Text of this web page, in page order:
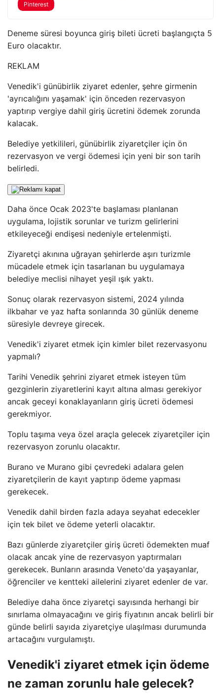
Pinterest
Deneme süresi boyunca giriş bileti ücreti başlangıçta 5
Euro olacaktır.
REKLAM
Venedik'i günübirlik ziyaret edenler, şehre girmenin
'ayrıcalığını yaşamak' için önceden rezervasyon
yaptırıp vergiye dahil giriş ücretini ödemek zorunda
kalacak.
Belediye yetkilileri, günübirlik ziyaretçiler için ön
rezervasyon ve vergi ödemesi için yeni bir son tarih
belirledi.
Daha önce Ocak 2023'te başlaması planlanan
uygulama, lojistik sorunlar ve turizm gelirlerini
etkileyeceği endişesi nedeniyle ertelenmişti.
Ziyaretçi akınına uğrayan şehirlerde aşırı turizmle
mücadele etmek için tasarlanan bu uygulamaya
belediye meclisi nihayet yeşil ışık yaktı.
Sonuç olarak rezervasyon sistemi, 2024 yılında
ilkbahar ve yaz hafta sonlarında 30 günlük deneme
süresiyle devreye girecek.
Venedik'i ziyaret etmek için kimler bilet rezervasyonu
yapmalı?
Tarihi Venedik şehrini ziyaret etmek isteyen tüm
gezginlerin ziyaretlerini kayıt altına alması gerekiyor
ancak geceyi konaklayanların giriş ücreti ödemesi
gerekmiyor.
Toplu taşıma veya özel araçla gelecek ziyaretçiler için
rezervasyon zorunlu olacaktır.
Burano ve Murano gibi çevredeki adalara gelen
ziyaretçilerin de kayıt yaptırıp ödeme yapması
gerekecek.
Venedik dahil birden fazla adaya seyahat edecekler
için tek bilet ve ödeme yeterli olacaktır.
Bazı günlerde ziyaretçiler giriş ücreti ödemekten muaf
olacak ancak yine de rezervasyon yaptırmaları
gerekecek. Bunların arasında Veneto'da yaşayanlar,
öğrenciler ve kentteki ailelerini ziyaret edenler de var.
Belediye daha önce ziyaretçi sayısında herhangi bir
sınırlama olmayacağını ve giriş fiyatının ancak belirli bir
günde belirli sayıda ziyaretçiye ulaşılması durumunda
artacağını vurgulamıştı.
Venedik'i ziyaret etmek için ödeme
ne zaman zorunlu hale gelecek?